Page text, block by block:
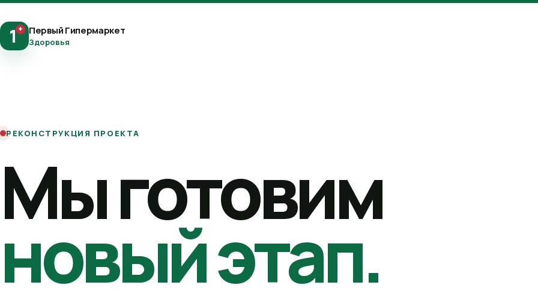
1+ Первый Гипермаркет
Здоровья
РЕКОНСТРУКЦИЯ ПРОЕКТА
Мы готовим
новый этап.